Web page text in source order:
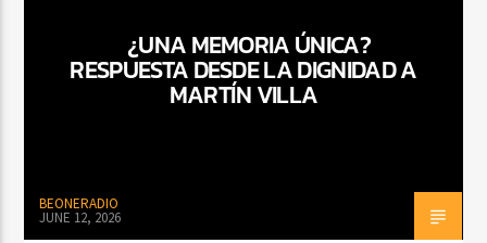
¿UNA MEMORIA ÚNICA?
RESPUESTA DESDE LA DIGNIDAD A
MARTÍN VILLA
BEONERADIO
JUNE 12, 2026